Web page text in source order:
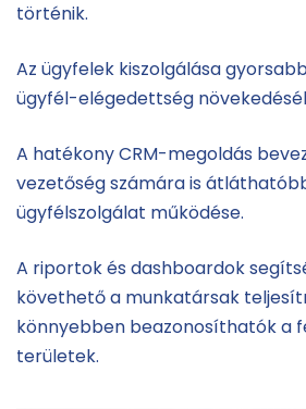
történik.
Az ügyfelek kiszolgálása
ügyfél-elégedettség
A hatékony CRM-megoldás
vezetőség számára is
ügyfélszolgálat működése.
A riportok és dashboardok
követhető a munkatársak
könnyebben beazonosíthatók a
területek.